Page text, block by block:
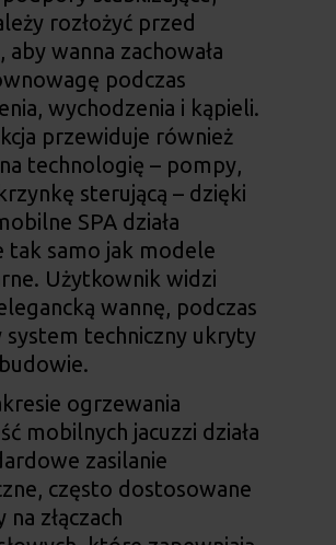
rozłożyć przed
aby wanna zachowała
podczas
wychodzenia i kąpieli.
przewiduje również
technologię – pompy,
sterującą – dzięki
SPA działa
tak samo jak modele
Użytkownik widzi
wannę, podczas
system techniczny ukryty
ogrzewania
mobilnych jacuzzi działa
zasilanie
często dostosowane
na złączach